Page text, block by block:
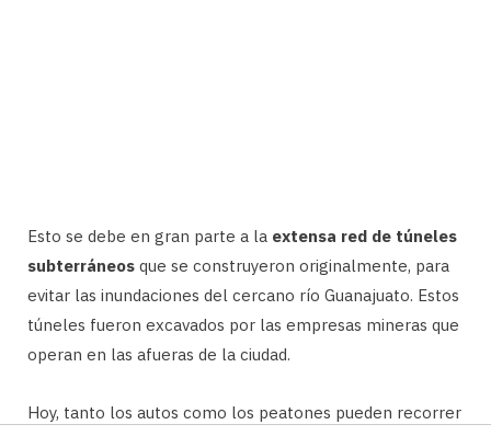
Esto se debe en gran parte a la extensa red de túneles
subterráneos que se construyeron originalmente, para
evitar las inundaciones del cercano río Guanajuato. Estos
túneles fueron excavados por las empresas mineras que
operan en las afueras de la ciudad.
Hoy, tanto los autos como los peatones pueden recorrer